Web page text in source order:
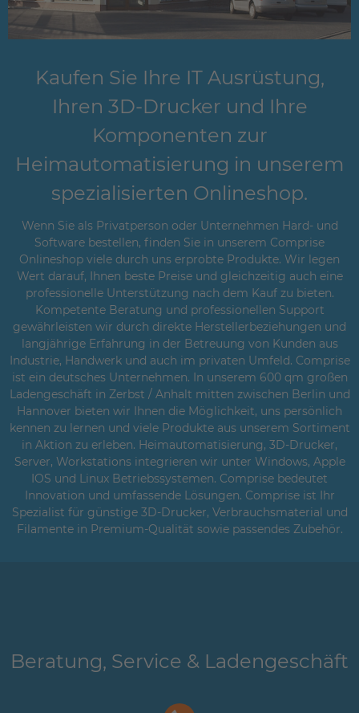
Kaufen Sie Ihre IT Ausrüstung,
Ihren 3D-Drucker und Ihre
Komponenten zur
Heimautomatisierung in unserem
spezialisierten Onlineshop.
Wenn Sie als Privatperson oder Unternehmen Hard- und
Software bestellen, finden Sie in unserem Comprise
Onlineshop viele durch uns erprobte Produkte. Wir legen
Wert darauf, Ihnen beste Preise und gleichzeitig auch eine
professionelle Unterstützung nach dem Kauf zu bieten.
Kompetente Beratung und professionellen Support
gewährleisten wir durch direkte Herstellerbeziehungen und
langjährige Erfahrung in der Betreuung von Kunden aus
Industrie, Handwerk und auch im privaten Umfeld. Comprise
ist ein deutsches Unternehmen. In unserem 600 qm großen
Ladengeschäft in Zerbst / Anhalt mitten zwischen Berlin und
Hannover bieten wir Ihnen die Möglichkeit, uns persönlich
kennen zu lernen und viele Produkte aus unserem Sortiment
in Aktion zu erleben. Heimautomatisierung, 3D-Drucker,
Server, Workstations integrieren wir unter Windows, Apple
IOS und Linux Betriebssystemen. Comprise bedeutet
Innovation und umfassende Lösungen. Comprise ist Ihr
Spezialist für günstige 3D-Drucker, Verbrauchsmaterial und
Filamente in Premium-Qualität sowie passendes Zubehör.
Beratung, Service & Ladengeschäft